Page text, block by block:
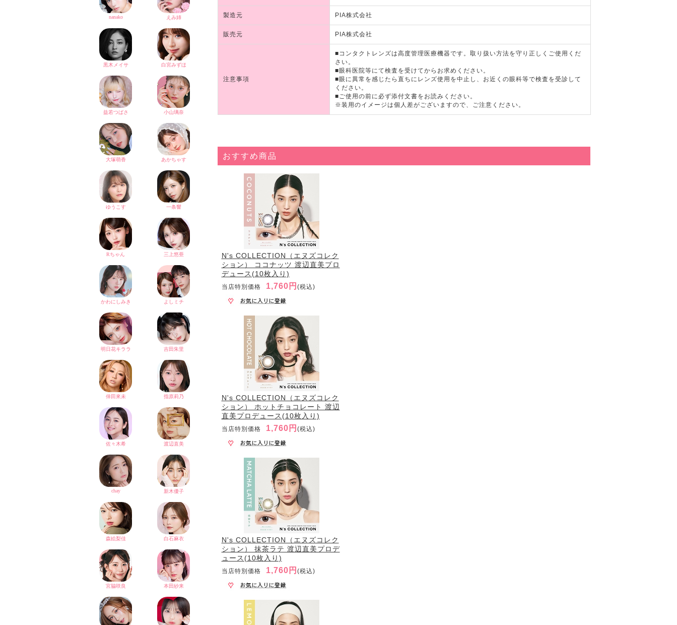
製造元 PIA株式会社
販売元 PIA株式会社
注意事項
■コンタクトレンズは高度管理医療機器です。取り扱い方法を守り正しくご使用くだ
さい。
■眼科医院等にて検査を受けてからお求めください。
■眼に異常を感じたら直ちにレンズ使用を中止し、お近くの眼科等で検査を受診して
ください。
■ご使用の前に必ず添付文書をお読みください。
※装用のイメージは個人差がございますので、ご注意ください。
おすすめ商品
N's COLLECTION（エヌズコレク
ション） ココナッツ 渡辺直美プロ
デュース(10枚入り)
当店特別価格 1,760円 (税込)
N's COLLECTION（エヌズコレク
ション） ホットチョコレート 渡辺
直美プロデュース(10枚入り)
当店特別価格 1,760円 (税込)
N's COLLECTION（エヌズコレク
ション） 抹茶ラテ 渡辺直美プロデ
ュース(10枚入り)
当店特別価格 1,760円 (税込)